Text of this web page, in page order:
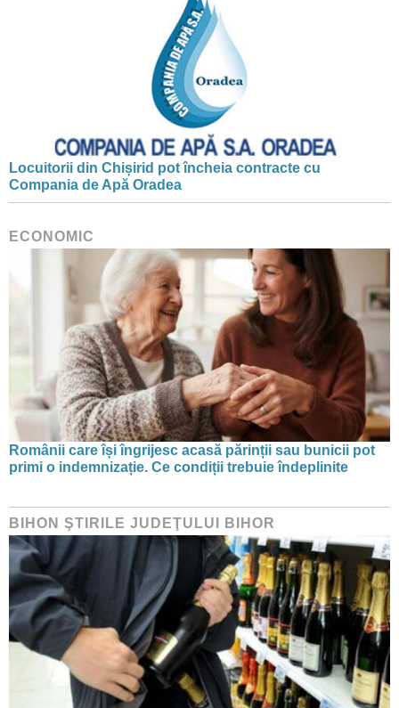
Locuitorii din Chișirid pot încheia contracte cu
Compania de Apă Oradea
ECONOMIC
Românii care își îngrijesc acasă părinții sau bunicii pot
primi o indemnizație. Ce condiții trebuie îndeplinite
BIHON ŞTIRILE JUDEŢULUI BIHOR